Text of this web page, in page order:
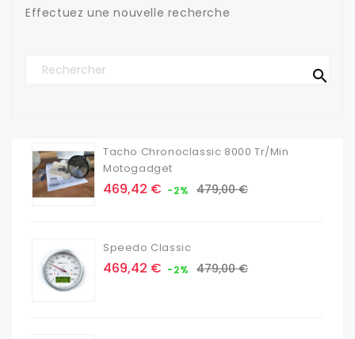
Effectuez une nouvelle recherche

Tacho Chronoclassic 8000 Tr/min
Motogadget
Prix
469,42 € -2% Prix
479,00 €
Speedo Classic
Prix
469,42 € -2% Prix
479,00 €